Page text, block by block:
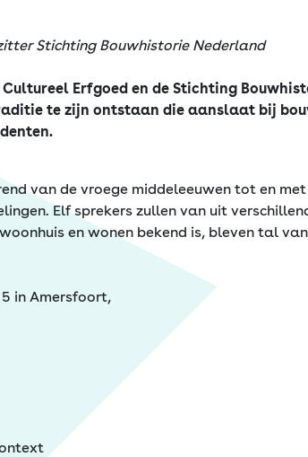
Stichting Bouwhistorie Nederland
Erfgoed en de Stichting
te zijn ontstaan die aanslaat bij
van de vroege middeleeuwen tot en
Elf sprekers zullen van uit
en wonen bekend is, bleven tal
in Amersfoort,